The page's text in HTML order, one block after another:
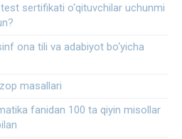
sertifikati o‘qituvchilar uchunmi
ona tili va adabiyot bo‘yicha
masallari
fanidan 100 ta qiyin misollar